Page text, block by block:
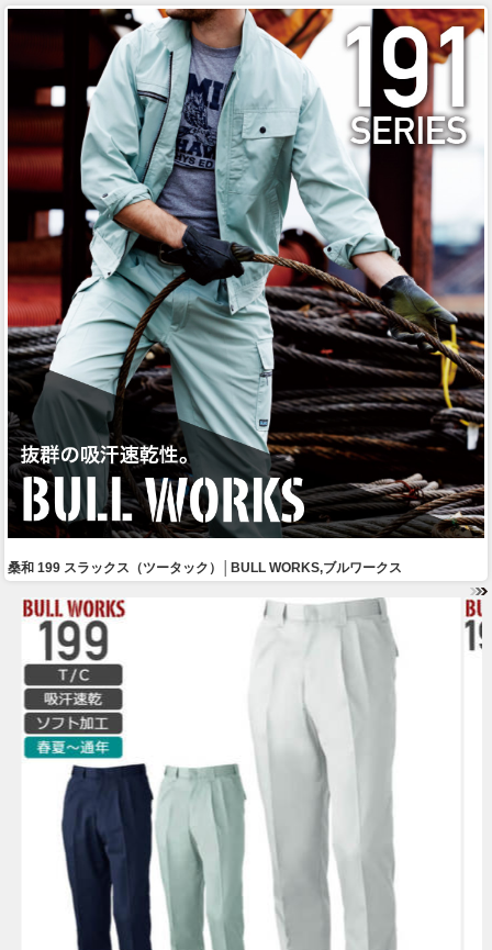
桑和 199 スラックス（ツータック）│BULL WORKS,ブルワークス